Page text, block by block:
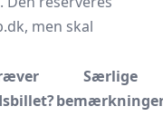
men skal
Særlige